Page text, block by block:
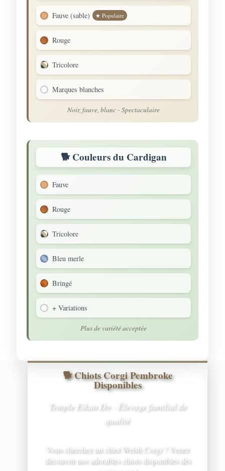
Fauve (sable) ★ Populaire
Rouge
Tricolore
Marques blanches
Noir, fauve, blanc - Spectaculaire
🐕 Couleurs du Cardigan
Fauve
Rouge
Tricolore
Bleu merle
Bringé
+ Variations
Plus de variété acceptée
🐕 Chiots Corgi Pembroke
Disponibles
Temple Eikan Do - Élevage familial de
qualité
Vous cherchez un chiot Welsh Corgi ? Venez
découvrir nos adorables chiots disponibles dès